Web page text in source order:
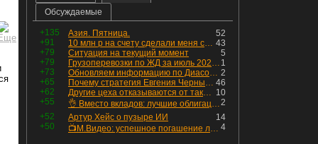
Обсуждаемые
+135 52
Азия. Пятница.
+91
43
10 млн р на счету сделали меня счастливым? Ожидание vs Реальность!
+79
5
Ситуация на текущий момент
+79
1
Грузоперевозки по ЖД за июль 2026 г. — четвёртый месяц подряд роста, чёрные металлы на уровне прошлого года, а каменный уголь в плюсе.
+73
2
Обновляем информацию по Диасофту: дивиденды и выкуп
+65
46
Почему стратегия Евгения Черных приведет вас к убыткам в 2026 году
+62
10
Другие цеха отказываются от таких деталей — а мы построили на них производство с оборотом 70 млн
+55
2
👌 Вместо вкладов: лучшие облигации — только супер надёжные
+52
14
Артур Хейс о пузыре ИИ
+50
4
📺М.Видео: успешное погашение любимого флоатера